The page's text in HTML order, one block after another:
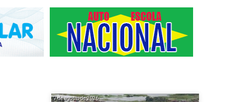
7 de agosto de 2026